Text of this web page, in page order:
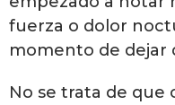
fuerza o dolor
momento de dejar
No se trata de que